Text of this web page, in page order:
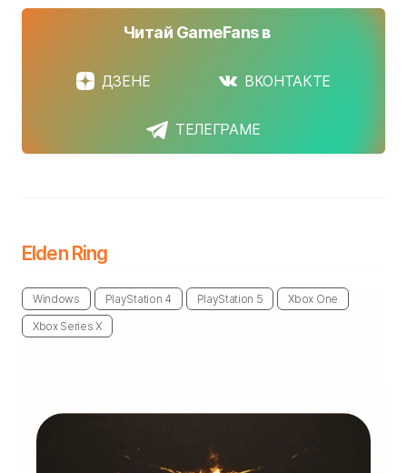
Читай GameFans в
ДЗЕНЕ ВКОНТАКТЕ
ТЕЛЕГРАМЕ
Elden Ring
Windows PlayStation 4 PlayStation 5 Xbox One
Xbox Series X